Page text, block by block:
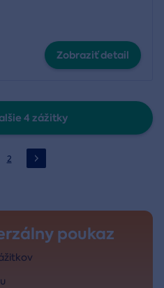
Zobraziť detail
4 zážitky
2
poukaz